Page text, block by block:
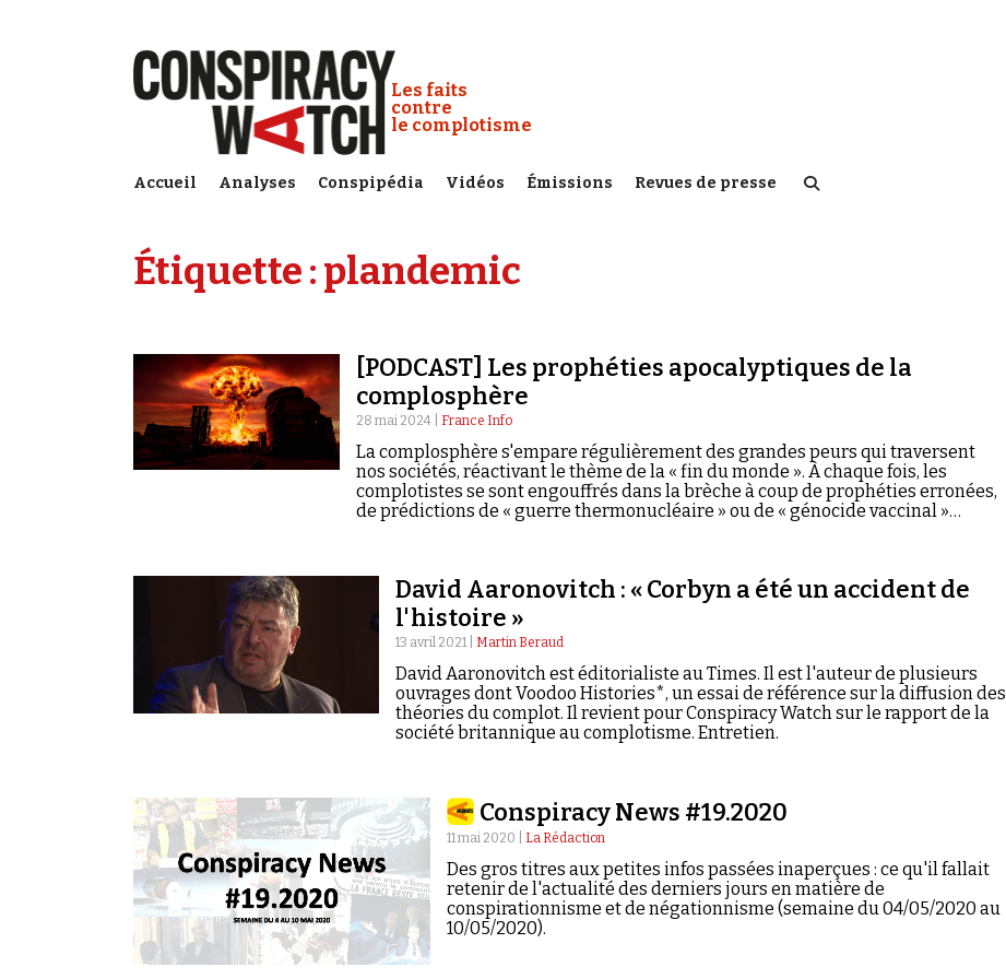
Conspiracy Watch :
Les faits
contre
le complotisme
Accueil Analyses Conspipédia Vidéos Émissions Revues de presse
Étiquette :plandemic
[PODCAST] Les prophéties apocalyptiques de la
complosphère
28 mai 2024 | France Info
La complosphère s'empare régulièrement des grandes peurs qui traversent
nos sociétés, réactivant le thème de la « fin du monde ». À chaque fois, les
complotistes se sont engouffrés dans la brèche à coup de prophéties erronées,
de prédictions de « guerre thermonucléaire » ou de « génocide vaccinal »
David Aaronovitch : « Corbyn a été un accident de
l'histoire »
13 avril 2021 | Martin Beraud
David Aaronovitch est éditorialiste au Times. Il est l'auteur de plusieurs
ouvrages dont Voodoo Histories*, un essai de référence sur la diffusion des
théories du complot. Il revient pour Conspiracy Watch sur le rapport de la
société britannique au complotisme. Entretien.
Conspiracy News #19.2020
11 mai 2020 | La Rédaction
Des gros titres aux petites infos passées inaperçues : ce qu'il fallait
retenir de l'actualité des derniers jours en matière de
conspirationnisme et de négationnisme (semaine du 04/05/2020 au
10/05/2020).